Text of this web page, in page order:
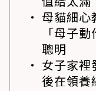
母貓細心
「母子
聰明
女子家裡
後在領養